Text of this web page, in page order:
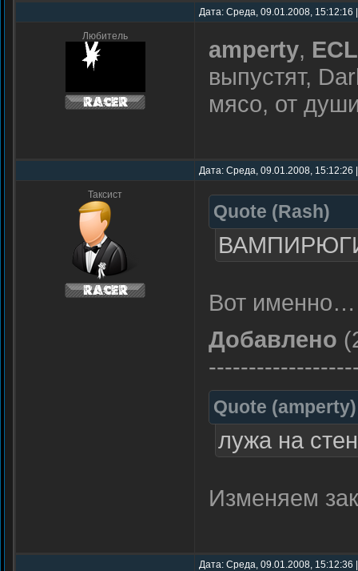
Дата: Среда, 09.01.2008,
Любитель amperty,
выпустят,
мясо, от
Дата: Среда, 09.01.2008,
Таксист
Quote (Rash)
Вот
Добавлено
Quote (amperty)
лужа на
Изменяем
Дата: Среда, 09.01.2008,